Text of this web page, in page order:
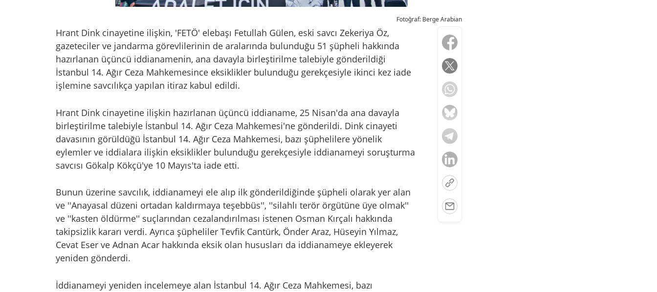
Fotoğraf: Berge Arabian
Hrant Dink cinayetine ilişkin, 'FETÖ' elebaşı Fetullah Gülen, eski savcı Zekeriya Öz,
gazeteciler ve jandarma görevlilerinin de aralarında bulunduğu 51 şüpheli hakkında
hazırlanan üçüncü iddianamenin, ana davayla birleştirilme talebiyle gönderildiği
İstanbul 14. Ağır Ceza Mahkemesince eksiklikler bulunduğu gerekçesiyle ikinci kez iade
işlemine savcılıkça yapılan itiraz kabul edildi.
Hrant Dink cinayetine ilişkin hazırlanan üçüncü iddianame, 25 Nisan'da ana davayla
birleştirilme talebiyle İstanbul 14. Ağır Ceza Mahkemesi'ne gönderildi. Dink cinayeti
davasının görüldüğü İstanbul 14. Ağır Ceza Mahkemesi, bazı şüphelilere yönelik
eylemler ve iddialara ilişkin eksiklikler bulunduğu gerekçesiyle iddianameyi soruşturma
savcısı Gökalp Kökçü'ye 10 Mayıs'ta iade etti.
Bunun üzerine savcılık, iddianameyi ele alıp ilk gönderildiğinde şüpheli olarak yer alan
ve ''Anayasal düzeni ortadan kaldırmaya teşebbüs'', ''silahlı terör örgütüne üye olmak''
ve ''kasten öldürme'' suçlarından cezalandırılması istenen Osman Kırçalı hakkında
takipsizlik kararı verdi. Ayrıca şüpheliler Tevfik Cantürk, Önder Araz, Hüseyin Yılmaz,
Cevat Eser ve Adnan Acar hakkında eksik olan hususları da iddianameye ekleyerek
yeniden gönderdi.
İddianameyi yeniden incelemeye alan İstanbul 14. Ağır Ceza Mahkemesi, bazı